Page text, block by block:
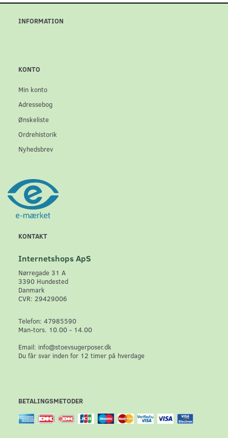
INFORMATION
KONTO
Min konto
Adressebog
Ønskeliste
Ordrehistorik
Nyhedsbrev
KONTAKT
Internetshops ApS
Nørregade 31 A
3390 Hundested
Danmark
CVR: 29429006
Telefon: 47985590
Man-tors. 10.00 - 14.00
Email: info@stoevsugerposer.dk
Du får svar inden for 12 timer på hverdage
BETALINGSMETODER